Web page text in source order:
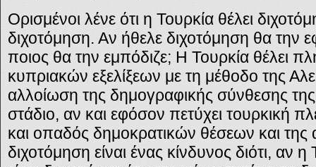
Ορισμένοι λένε ότι η Τουρκία θέλει
διχοτόμηση. Αν ήθελε διχοτόμηση θα την
ποιος θα την εμπόδιζε; Η Τουρκία θέλει
κυπριακών εξελίξεων με τη μέθοδο της
αλλοίωση της δημογραφικής σύνθεσης
στάδιο, αν και εφόσον πετύχει τουρκική
και οπαδός δημοκρατικών θέσεων και της
διχοτόμηση είναι ένας κίνδυνος διότι, αν